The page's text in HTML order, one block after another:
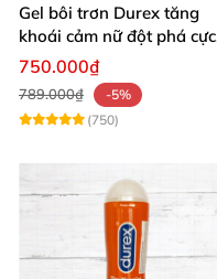
Gel bôi trơn Durex tăng
khoái cảm nữ đột phá cực
thích
750.000₫
789.000₫
-5%
(750)